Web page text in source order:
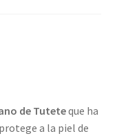
de Tuteteque ha
a la piel de